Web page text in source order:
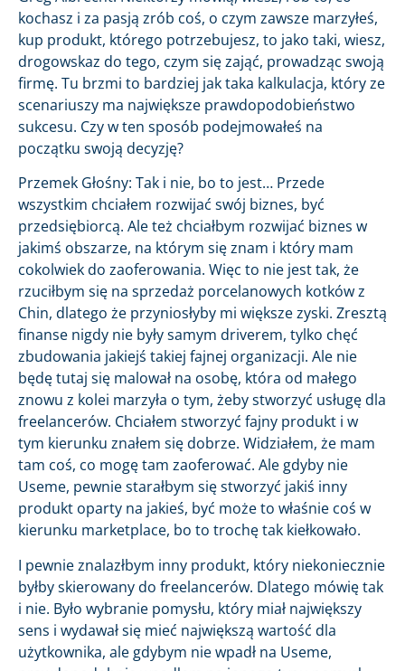
kochasz i za pasją zrób coś, o czym zawsze marzyłeś,
kup produkt, którego potrzebujesz, to jako taki, wiesz,
drogowskaz do tego, czym się zająć, prowadząc swoją
firmę. Tu brzmi to bardziej jak taka kalkulacja, który ze
scenariuszy ma największe prawdopodobieństwo
sukcesu. Czy w ten sposób podejmowałeś na
początku swoją decyzję?
Przemek Głośny: Tak i nie, bo to jest… Przede
wszystkim chciałem rozwijać swój biznes, być
przedsiębiorcą. Ale też chciałbym rozwijać biznes w
jakimś obszarze, na którym się znam i który mam
cokolwiek do zaoferowania. Więc to nie jest tak, że
rzuciłbym się na sprzedaż porcelanowych kotków z
Chin, dlatego że przyniosłyby mi większe zyski. Zresztą
finanse nigdy nie były samym driverem, tylko chęć
zbudowania jakiejś takiej fajnej organizacji. Ale nie
będę tutaj się malował na osobę, która od małego
znowu z kolei marzyła o tym, żeby stworzyć usługę dla
freelancerów. Chciałem stworzyć fajny produkt i w
tym kierunku znałem się dobrze. Widziałem, że mam
tam coś, co mogę tam zaoferować. Ale gdyby nie
Useme, pewnie starałbym się stworzyć jakiś inny
produkt oparty na jakieś, być może to właśnie coś w
kierunku marketplace, bo to trochę tak kiełkowało.
I pewnie znalazłbym inny produkt, który niekoniecznie
byłby skierowany do freelancerów. Dlatego mówię tak
i nie. Było wybranie pomysłu, który miał największy
sens i wydawał się mieć największą wartość dla
użytkownika, ale gdybym nie wpadł na Useme,